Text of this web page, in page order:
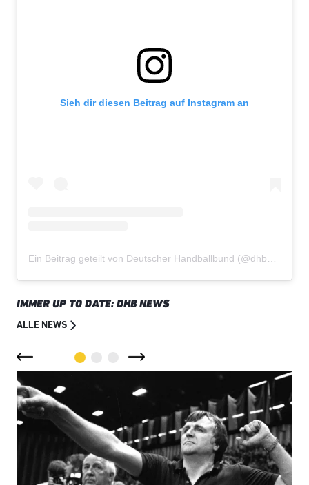
Sieh dir diesen Beitrag auf Instagram an
Ein Beitrag geteilt von Deutscher Handballbund (@dhb_teams)
IMMER UP TO DATE: DHB NEWS
ALLE NEWS